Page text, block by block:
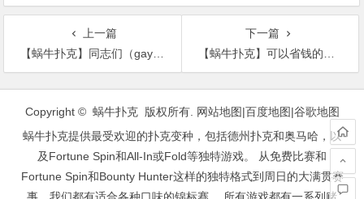
特高薪邀约引发去留两难
家，大发体育助力你的致富之
上一篇
【蜗牛扑克】同志们（gay）福利，曼谷同志娱乐场所及其价格介绍
下一篇
【蜗牛扑克】可以省钱的GoGoBar的潜规则和注意事项
文
Copyright © 蜗牛扑克 版权所有. 网站地图|百度地图|谷歌地图
蜗牛扑克提供最受欢迎的扑克变种，包括德州扑克和奥马哈，以
及Fortune Spin和All-In或Fold等独特游戏。 从免费比赛和
Fortune Spin和Bounty Hunter这样的独特格式到周日的大满贯赛